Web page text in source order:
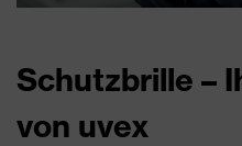
Schutzbrille –
von uvex